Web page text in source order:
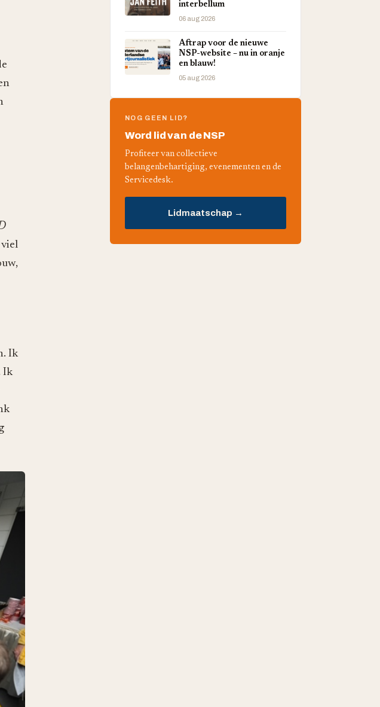
Ik
Ik
interbellum
06 aug 2026
Aftrap voor de nieuwe
NSP-website – nu in oranje
en blauw!
05 aug 2026
NOG GEEN LID?
Word lid van de NSP
Profiteer van collectieve
belangenbehartiging, evenementen en de
Servicedesk.
Lidmaatschap →